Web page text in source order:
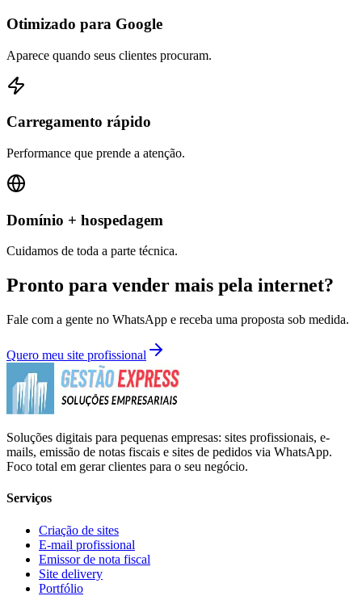
Otimizado para Google
Aparece quando seus clientes procuram.
Carregamento rápido
Performance que prende a atenção.
Domínio + hospedagem
Cuidamos de toda a parte técnica.
Pronto para vender mais pela internet?
Fale com a gente no WhatsApp e receba uma proposta sob medida.
Quero meu site profissional
Soluções digitais para pequenas empresas: sites profissionais, e-
mails, emissão de notas fiscais e sites de pedidos via WhatsApp.
Foco total em gerar clientes para o seu negócio.
Serviços
Criação de sites
E-mail profissional
Emissor de nota fiscal
Site delivery
Portfólio